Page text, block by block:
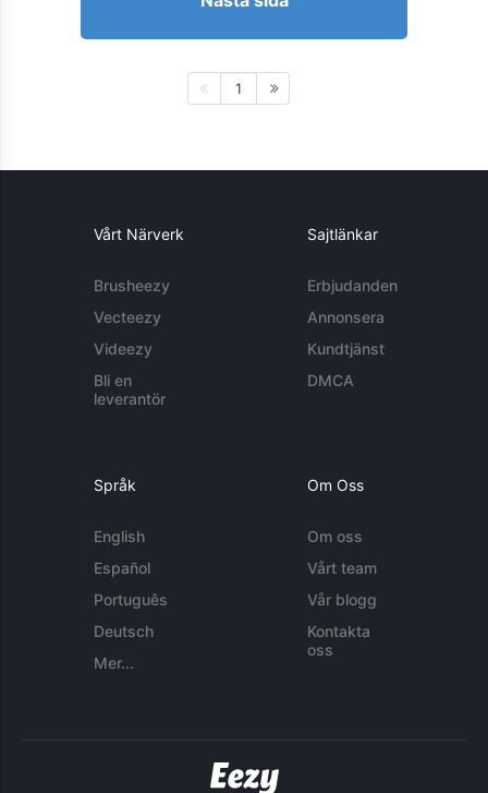
1
Vårt Närverk
Brusheezy
Vecteezy
Videezy
Bli en
leverantör
Sajtlänkar
Erbjudanden
Annonsera
Kundtjänst
DMCA
Språk
English
Español
Português
Deutsch
Mer...
Om Oss
Om oss
Vårt team
Vår blogg
Kontakta
oss